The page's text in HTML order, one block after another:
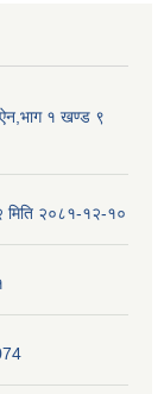
ऐन,भाग १ खण्ड ९
मिति २०८१-१२-१०